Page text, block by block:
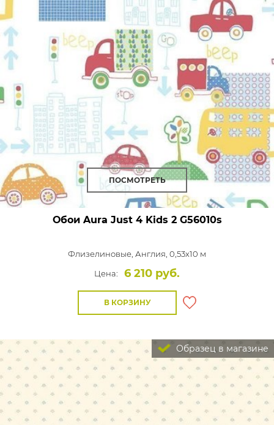
ПОСМОТРЕТЬ
Обои Aura Just 4 Kids 2G56010s
Флизелиновые, Англия, 0,53x10 м
Цена:
6 210 руб.
В КОРЗИНУ
Образец в магазине